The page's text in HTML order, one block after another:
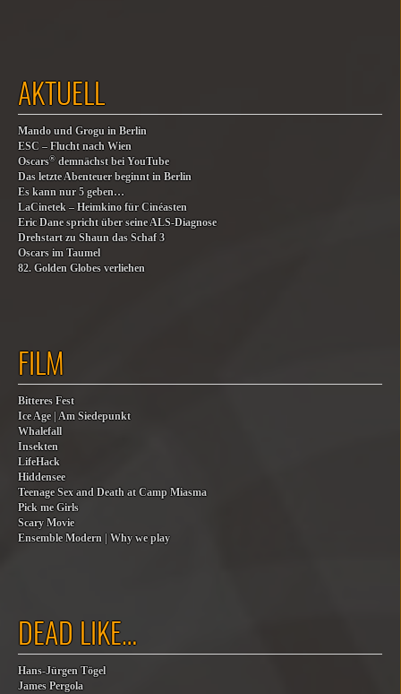
AKTUELL
Mando und Grogu in Berlin
ESC – Flucht nach Wien
Oscars® demnächst bei YouTube
Das letzte Abenteuer beginnt in Berlin
Es kann nur 5 geben…
LaCinetek – Heimkino für Cinéasten
Eric Dane spricht über seine ALS-Diagnose
Drehstart zu Shaun das Schaf 3
Oscars im Taumel
82. Golden Globes verliehen
FILM
Bitteres Fest
Ice Age | Am Siedepunkt
Whalefall
Insekten
LifeHack
Hiddensee
Teenage Sex and Death at Camp Miasma
Pick me Girls
Scary Movie
Ensemble Modern | Why we play
DEAD LIKE…
Hans-Jürgen Tögel
James Pergola